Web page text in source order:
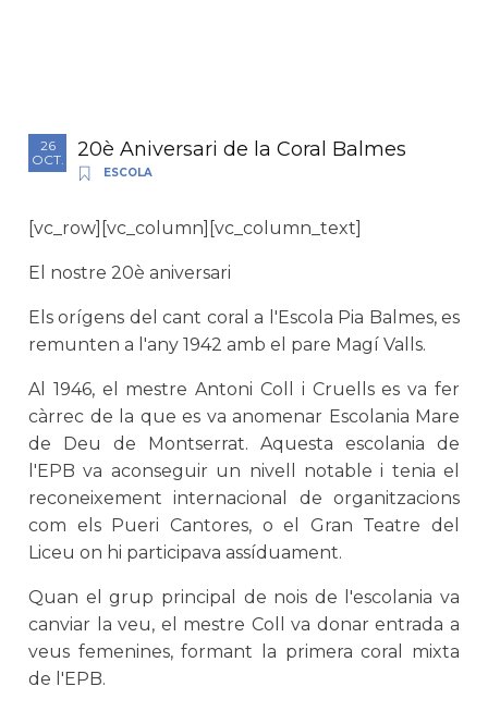
26
OCT.
20è Aniversari de la Coral Balmes
ESCOLA
[vc_row][vc_column][vc_column_text]
El nostre 20è aniversari
Els orígens del cant coral a l'Escola Pia Balmes, es
remunten a l'any 1942 amb el pare Magí Valls.
Al 1946, el mestre Antoni Coll i Cruells es va fer
càrrec de la que es va anomenar Escolania Mare
de Deu de Montserrat. Aquesta escolania de
l'EPB va aconseguir un nivell notable i tenia el
reconeixement internacional de organitzacions
com els Pueri Cantores, o el Gran Teatre del
Liceu on hi participava assíduament.
Quan el grup principal de nois de l'escolania va
canviar la veu, el mestre Coll va donar entrada a
veus femenines, formant la primera coral mixta
de l'EPB.